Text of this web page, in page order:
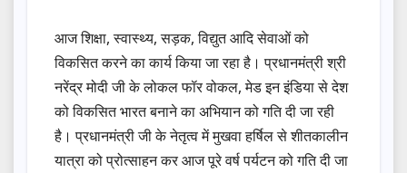
आज शिक्षा, स्वास्थ्य, सड़क, विद्युत आदि सेवाओं को
विकसित करने का कार्य किया जा रहा है। प्रधानमंत्री श्री
नरेंद्र मोदी जी के लोकल फॉर वोकल, मेड इन इंडिया से देश
को विकसित भारत बनाने का अभियान को गति दी जा रही
है। प्रधानमंत्री जी के नेतृत्व में मुखवा हर्षिल से शीतकालीन
यात्रा को प्रोत्साहन कर आज पूरे वर्ष पर्यटन को गति दी जा